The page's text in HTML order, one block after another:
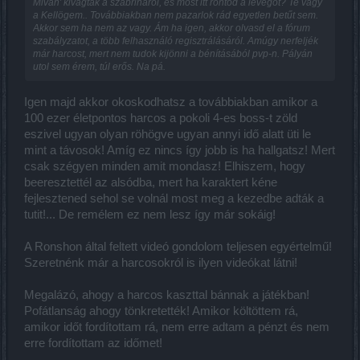
hatások miatt, hogy egyáltalán játszani tudjak, és ehhez még jóval
nagyobb sebzés is kéne (mert ugye kell önkényesen növelgetni az
életpontokat az ellenfeleknél milliárdokra!)!-ami eleve üti egymást!
vagy ez vagy az! ???????
Akkor mi is legyen????
neki, csak nem túl hatékony!) Olcsó a gyógyital vehet töménytelent,
mint minden játékban! A mágus ugyan is gyógyitallal szokott
gyógyulni mindenütt! És ez immár adott neki! Másodpercenként
ihatja! Látható is a videóban. Nem kell neki más!
Az meg, hogy a harcos futkosson???? Neki nem futkosnia kell
hanem oda állni aztán püfölni! Mert egyébként nem tud sebezni
semmit! Nem lődöz a messzeségből! A harcos kaszt lényege éppen
hogy az lenne, hogy meg tudjon állni a boss előtt és állva is leüsse!
Épp ezért épít karaktert és nem csak felhajigálja magára a sebzős
a sebzős cuccokat oszt kész is! Röhejes! És undorító is ez a
megkülönböztetés!
És a szuper tanácsra csak annyit mondhatok, hogy ha majd a cég
kifizeti a karakterem fejlesztésébe tett pénzemet és időmet akkor
szívesen távozok a játékból!-és nem lesz véleményem sem a
továbbiakban! De amíg hülyének néznek, lebutítják a karakterem,
meg az a játék fejlesztés, hogy folyamatosan nehezítik az
Mivan' kivágtak a szabrináról, és most itt rontod a levegőt? Te vagy
a Kellögem.. Továbbiakban nem pazarlok rád egyetlen betűt sem.
Akkor sem ha nem az vagy. Ám ha igen, akkor olvasd el a fórum
szabályzatot, a több felhasználó regisztrálásáról. Amúgy nerfeljék
már harcost, mert nem tudok kijönni a bénításából pvp-n. Pályán
utol sem érem, túl erős. Na pá.
Igen majd akkor okoskodhatsz a továbbiakban amikor a
100 ezer életpontos harcos a pokoli 4-es boss-t zöld
eszivel ugyan olyan röhögve ugyan annyi idő alatt üti le
mint a távosok! Amíg ez nincs így jobb is ha hallgatsz! Mert
csak szégyen minden amit mondasz! Elhiszem, hogy
beeresztettél az alsódba, mert ha karaktert kéne
fejlesztened sehol se volnál most meg a kezedbe adták a
tutit!... De remélem ez nem lesz így már sokáig!
A Ronshon által feltett videó gondolom teljesen egyértelmű!
Szeretnénk már a harcosokról is ilyen videókat látni!
Megalázó, ahogy a harcos kaszttal bánnak a játékban!
Pofátlanság ahogy tönkretették! Amikor költöttem rá,
amikor időt fordítottam rá, nem erre adtam a pénzt és nem
erre fordítottam az időmet!